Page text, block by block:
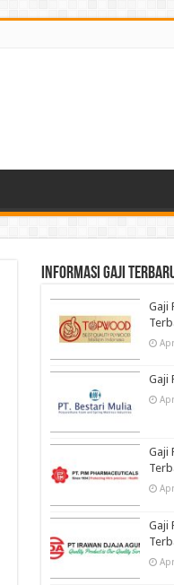
informasi gaji
Gaji
Gaji
Gaji
Gaji